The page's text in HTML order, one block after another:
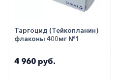
Таргоцид (Тейкопланин)
флаконы 400мг №1
4 960 руб.